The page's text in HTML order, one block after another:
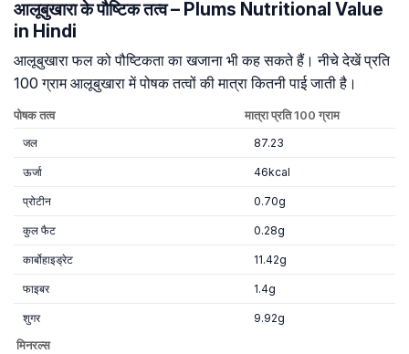
आलूबुखारा के पौष्टिक तत्व – Plums Nutritional Value
in Hindi
आलूबुखारा फल को पौष्टिकता का खजाना भी कह सकते हैं। नीचे देखें प्रति
100 ग्राम आलूबुखारा में पोषक तत्वों की मात्रा कितनी पाई जाती है।
पोषक तत्व मात्रा प्रति 100 ग्राम
जल 87.23
ऊर्जा 46kcal
प्रोटीन 0.70g
कुल फैट 0.28g
कार्बोहाइड्रेट 11.42g
फाइबर 1.4g
शुगर 9.92g
मिनरल्स